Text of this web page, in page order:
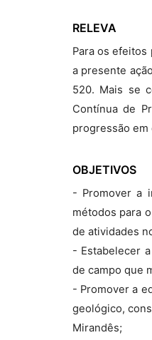
RELEVA
Para os efeitos
a presente
520. Mais se
Contínua de
progressão
OBJETIVOS
- Promover a
métodos para
de atividades
- Estabelecer
de campo que
- Promover a
geológico,
Mirandês;